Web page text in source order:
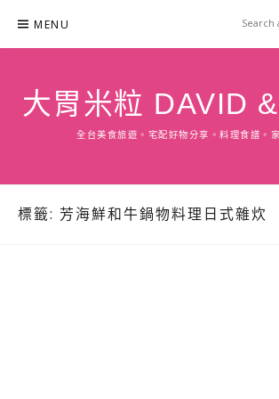
content
MENU
大胃米粒 DAVID
全台美食旅遊。宅配好物分享。料理食譜。
標籤: 芳海鮮和牛鍋物料理日式雜炊